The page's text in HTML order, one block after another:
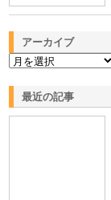
アーカイブ
最近の記事